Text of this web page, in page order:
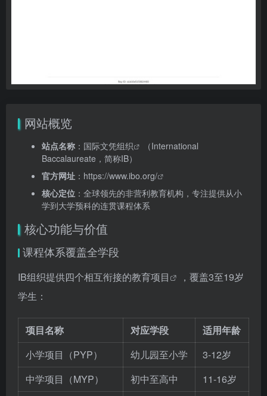
网站概览
站点名称 ： 国际文凭组织
（International
Baccalaureate，简称IB）
官方网址 ： https://www.ibo.org/
核心定位 ：全球领先的非营利教育机构，专注提供从小
学到大学预科的连贯课程体系
核心功能与价值
课程体系覆盖全学段
IB组织提供四个相互衔接的教育项目
，覆盖3至19岁
学生：
项目名称 对应学段
适用年龄
小学项目（PYP）
幼儿园至小学
3-12岁
中学项目（MYP）
初中至高中
11-16岁